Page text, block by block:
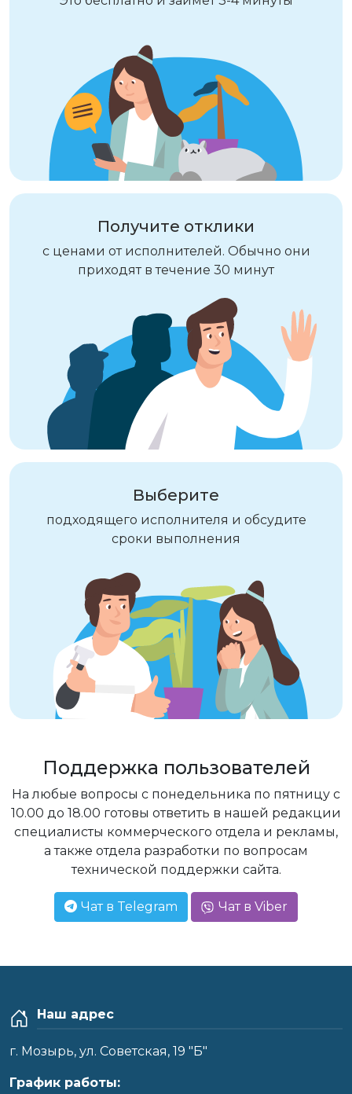
Получите отклики
с ценами от исполнителей. Обычно они
приходят в течение 30 минут
Выберите
подходящего исполнителя и обсудите
сроки выполнения
Поддержка пользователей
На любые вопросы с понедельника по пятницу с
10.00 до 18.00 готовы ответить в нашей редакции
специалисты коммерческого отдела и рекламы,
а также отдела разработки по вопросам
технической поддержки сайта.
Чат в Telegram Чат в Viber
Наш адрес
г. Мозырь, ул. Советская, 19 "Б"
График работы: